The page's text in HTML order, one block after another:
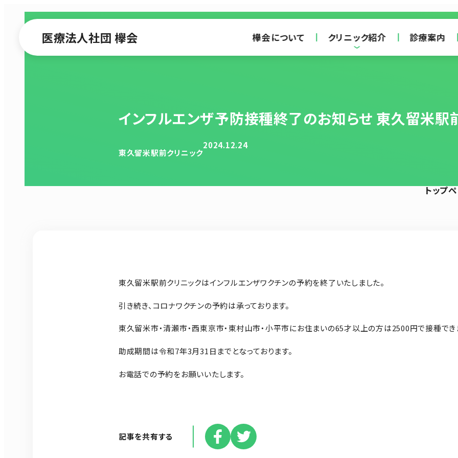
医療法人社団 欅会 欅会について クリニック紹介 診療案内
インフルエンザ予防接種終了のお知らせ 東久留米駅
東久留米駅前クリニック
2024.12.24
トップ
東久留米駅前クリニックはインフルエンザワクチンの予約を終了いたしました。
引き続き、コロナワクチンの予約は承っております。
東久留米市・清瀬市・西東京市・東村山市・小平市にお住まいの65才以上の方は2500円で接種でき
助成期間は令和7年3月31日までとなっております。
お電話での予約をお願いいたします。
記事を共有する